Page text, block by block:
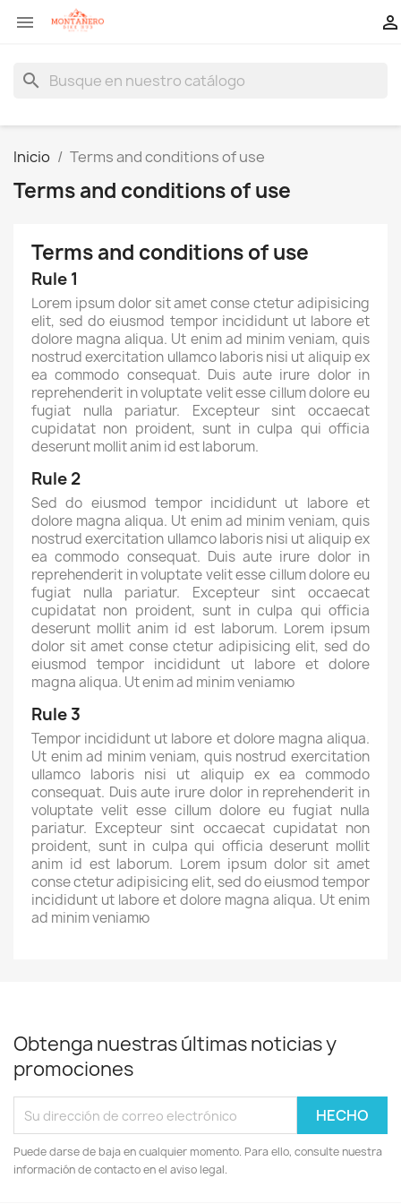
 
search
Inicio Terms and conditions of use
Terms and conditions of use
Terms and conditions of use
Rule 1
Lorem ipsum dolor sit amet conse ctetur adipisicing
elit, sed do eiusmod tempor incididunt ut labore et
dolore magna aliqua. Ut enim ad minim veniam, quis
nostrud exercitation ullamco laboris nisi ut aliquip ex
ea commodo consequat. Duis aute irure dolor in
reprehenderit in voluptate velit esse cillum dolore eu
fugiat nulla pariatur. Excepteur sint occaecat
cupidatat non proident, sunt in culpa qui officia
deserunt mollit anim id est laborum.
Rule 2
Sed do eiusmod tempor incididunt ut labore et
dolore magna aliqua. Ut enim ad minim veniam, quis
nostrud exercitation ullamco laboris nisi ut aliquip ex
ea commodo consequat. Duis aute irure dolor in
reprehenderit in voluptate velit esse cillum dolore eu
fugiat nulla pariatur. Excepteur sint occaecat
cupidatat non proident, sunt in culpa qui officia
deserunt mollit anim id est laborum. Lorem ipsum
dolor sit amet conse ctetur adipisicing elit, sed do
eiusmod tempor incididunt ut labore et dolore
magna aliqua. Ut enim ad minim veniamю
Rule 3
Tempor incididunt ut labore et dolore magna aliqua.
Ut enim ad minim veniam, quis nostrud exercitation
ullamco laboris nisi ut aliquip ex ea commodo
consequat. Duis aute irure dolor in reprehenderit in
voluptate velit esse cillum dolore eu fugiat nulla
pariatur. Excepteur sint occaecat cupidatat non
proident, sunt in culpa qui officia deserunt mollit
anim id est laborum. Lorem ipsum dolor sit amet
conse ctetur adipisicing elit, sed do eiusmod tempor
incididunt ut labore et dolore magna aliqua. Ut enim
ad minim veniamю
Obtenga nuestras últimas noticias y
promociones
Puede darse de baja en cualquier momento. Para ello, consulte nuestra
información de contacto en el aviso legal.